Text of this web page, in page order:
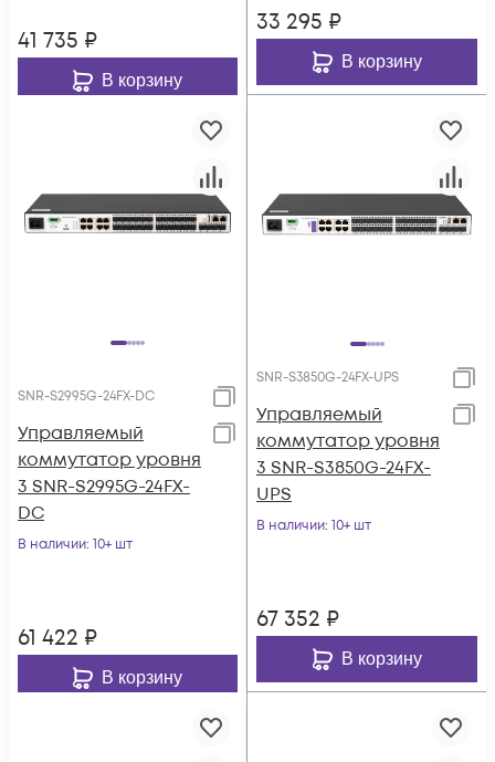
41 735 ₽
В корзину
33 295 ₽
В корзину
SNR-S2995G-24FX-DC
Управляемый
коммутатор уровня
3 SNR-S2995G-24FX-
DC
В наличии: 10+ шт
61 422 ₽
В корзину
SNR-S3850G-24FX-UPS
Управляемый
коммутатор уровня
3 SNR-S3850G-24FX-
UPS
В наличии: 10+ шт
67 352 ₽
В корзину